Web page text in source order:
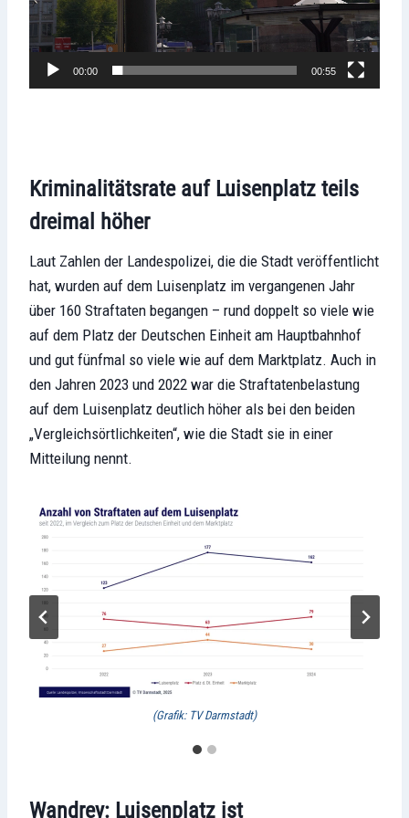
00:00 00:55
Kriminalitätsrate auf Luisenplatz teils
dreimal höher
Laut Zahlen der Landespolizei, die die Stadt veröffentlicht
hat, wurden auf dem Luisenplatz im vergangenen Jahr
über 160 Straftaten begangen – rund doppelt so viele wie
auf dem Platz der Deutschen Einheit am Hauptbahnhof
und gut fünfmal so viele wie auf dem Marktplatz. Auch in
den Jahren 2023 und 2022 war die Straftatenbelastung
auf dem Luisenplatz deutlich höher als bei den beiden
„Vergleichsörtlichkeiten“, wie die Stadt sie in einer
Mitteilung nennt.
(Grafik: TV Darmstadt)
Wandrey: Luisenplatz ist